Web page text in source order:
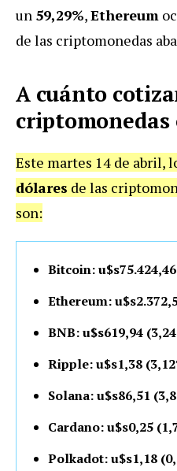
un 59,29%,Ethereum
de las criptomonedas
A cuánto
criptomonedas
Este martes 14 de abril,
dólares de las
son:
Bitcoin:
Ethereum:
BNB: u$s619,94
Ripple: u$s1,38
Solana: u$s86,51
Cardano: u$s0,25
Polkadot: u$s1,18